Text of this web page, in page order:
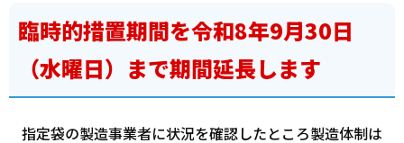
臨時的措置期間を令和8年9月30日
（水曜日）まで期間延長します
指定袋の製造事業者に状況を確認したところ製造体制は